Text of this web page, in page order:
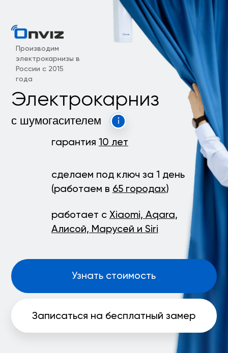
гарантия 10 лет
сделаем под ключ за 1 день
Узнать стоимость
Записаться на бесплатный замер
Электрокарниз
Производим
России с 2015
года
Мы производим
Электрокарнизы для любых типов штор
Нажмите на кнопку